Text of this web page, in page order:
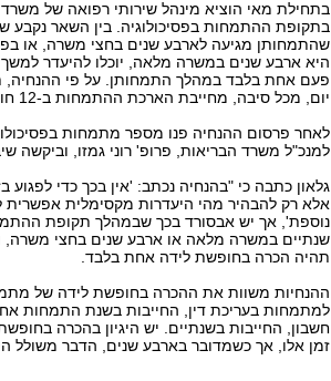
בתחילת מאי הוציא מינהל שירותי רפואה של משרד
בתקופת ההתמחות בפסיכולוגיה. בין השאר נקבע
שהתמחותן מגיעה לארבע שנים בחצי משרה, או
יום, מכל סיבה, מחייבת הארכת ההתמחות ב‭12-‬ חודשי התמחות מלאים.
לאחר פרסום ההנחיה פנו מספר מתמחות
למנכ"ל משרד הבריאות, פרופ' רוני גמזו,
גלאון כתבה כי "בהנחיה נכתב: 'אין בכך כדי
אלא רק להבהיר מהי היעדרות מקסימלית אפשרית
נוספת‭,'‬ אך יש אבסורד בכך שבמהלך תקופת
שנתיים במשרה מלאה או ארבע שנים בחצי משרה,
תהיה הכרה בחופשת לידה אחת בלבד.
ההנחיות משוות את ההכרה בחופשת לידה של
למתמחות בעריכת דין, החייבות בשנת התמחות
חשבון, החייבות בשנתיים. יש היגיון בהכרה
זמן אלו, אך כשמדובר בארבע שנים, הדבר משולל